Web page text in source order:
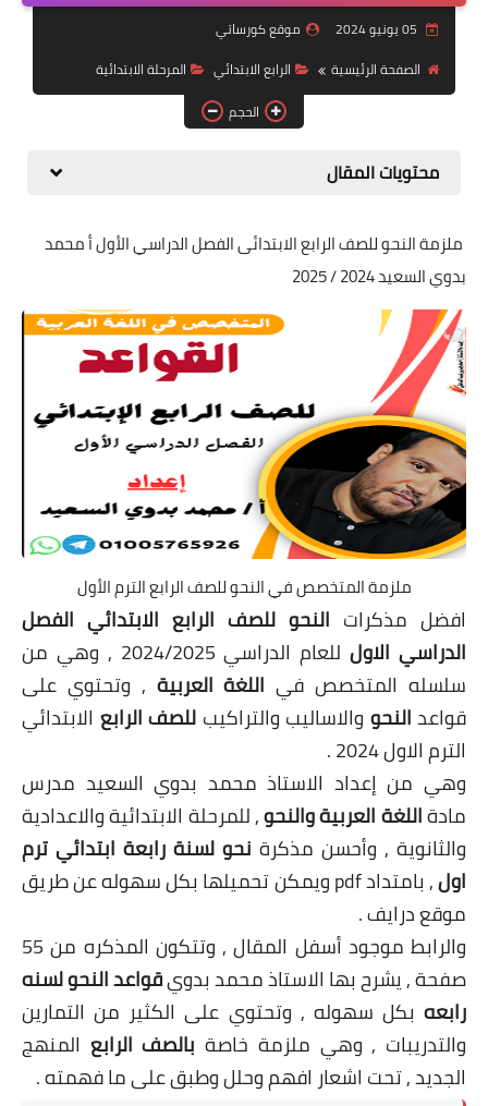
موضوعات
تربويات
تكنولوجيا
موقع كورساتي
الصفحة الرئيسية
الرابع الابتدائي
المرحلة الابتدائية
الحجم
محتويات المقال
ملزمة النحو للصف الرابع الابتدائى الفصل الدراسي الأول أ محمد
بدوي السعيد 2024 / 2025
ملزمة المتخصص في النحو للصف الرابع الترم الأول
افضل مذكرات النحو للصف الرابع الابتدائي الفصل
الدراسي الاول
للعام الدراسي 2024/2025 , وهي من
سلسله المتخصص في اللغة العربية , وتحتوي على
قواعدالنحو والاساليب والتراكيب للصف الرابع الابتدائي
الترم الاول 2024 .
وهي من إعداد الاستاذ محمد بدوي السعيد مدرس
مادةاللغة العربيةوالنحو, للمرحلة الابتدائية والاعدادية
والثانوية , وأحسن مذكرة نحو لسنة رابعة ابتدائي ترم
اول
, بامتداد pdf ويمكن تحميلها بكل سهوله عن طريق
موقع درايف .
والرابط موجود أسفل المقال , وتتكون المذكره من 55
صفحة , يشرح بها الاستاذ محمد بدويقواعد النحو لسنه
رابعه بكل سهوله , وتحتوي على الكثير من التمارين
والتدريبات , وهي ملزمة خاصة بالصف الرابع المنهج
الجديد , تحت اشعار افهم وحلل وطبق على ما فهمته .